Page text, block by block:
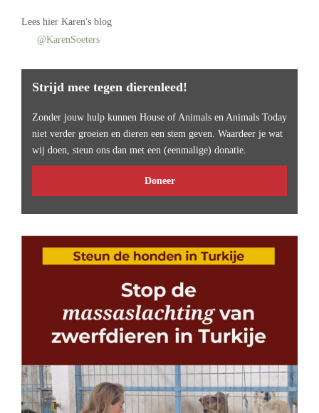
Lees hier Karen's blog
@KarenSoeters
Strijd mee tegen dierenleed!
Zonder jouw hulp kunnen House of Animals en Animals Today
niet verder groeien en dieren een stem geven. Waardeer je wat
wij doen, steun ons dan met een (eenmalige) donatie.
Doneer